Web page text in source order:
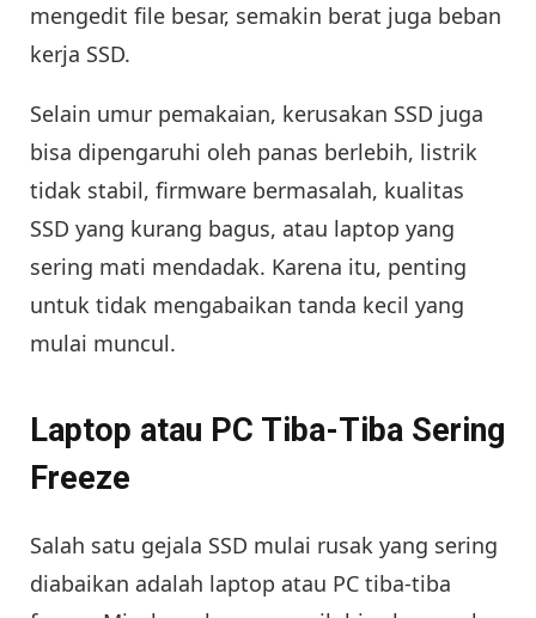
mengedit file besar, semakin berat juga beban
kerja SSD.
Selain umur pemakaian, kerusakan SSD juga
bisa dipengaruhi oleh panas berlebih, listrik
tidak stabil, firmware bermasalah, kualitas
SSD yang kurang bagus, atau laptop yang
sering mati mendadak. Karena itu, penting
untuk tidak mengabaikan tanda kecil yang
mulai muncul.
Laptop atau PC Tiba-Tiba Sering
Freeze
Salah satu gejala SSD mulai rusak yang sering
diabaikan adalah laptop atau PC tiba-tiba